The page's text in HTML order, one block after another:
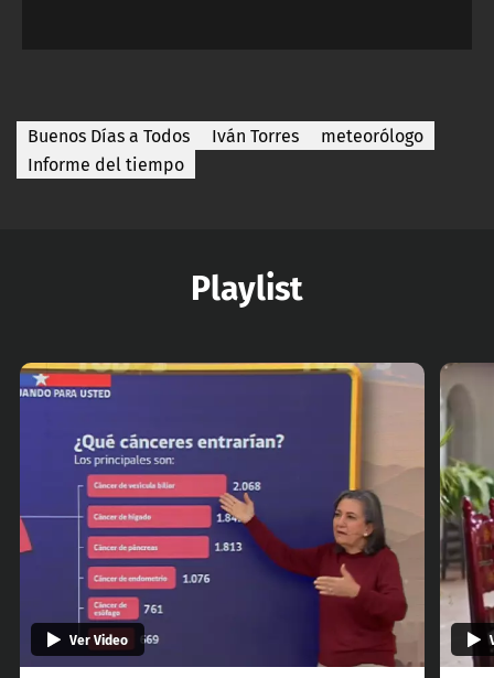
Buenos Días a Todos Iván Torres
meteorólogo
Informe del tiempo
Playlist
Ver Video